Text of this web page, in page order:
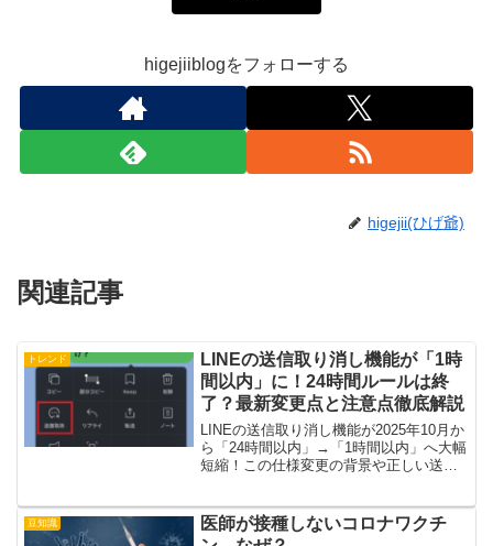
higejiiblogをフォローする
higejii(ひげ爺)
関連記事
トレンド
LINEの送信取り消し機能が「1時
間以内」に！24時間ルールは終
了？最新変更点と注意点徹底解説
LINEの送信取り消し機能が2025年10月か
ら「24時間以内」→「1時間以内」へ大幅
短縮！この仕様変更の背景や正しい送り
利用者必見の保存版ガイドです。
豆知識
医師が接種しないコロナワクチ